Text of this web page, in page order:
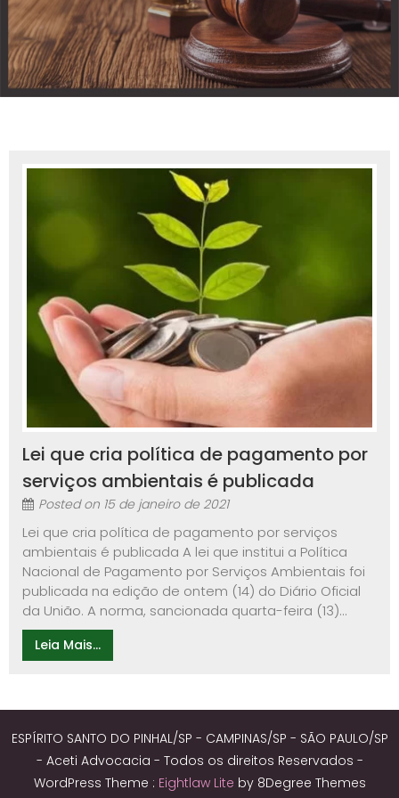
Lei que cria política de pagamento por
serviços ambientais é publicada
Posted on 15 de janeiro de 2021
Lei que cria política de pagamento por serviços
ambientais é publicada A lei que institui a Política
Nacional de Pagamento por Serviços Ambientais foi
publicada na edição de ontem (14) do Diário Oficial
da União. A norma, sancionada quarta-feira (13)...
Leia Mais...
ESPÍRITO SANTO DO PINHAL/SP - CAMPINAS/SP - SÃO PAULO/SP
- Aceti Advocacia - Todos os direitos Reservados -
WordPress Theme : Eightlaw Lite by 8Degree Themes